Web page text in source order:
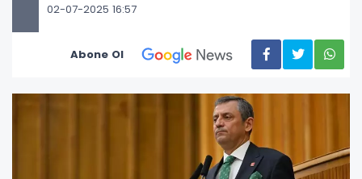
02-07-2025 16:57
Abone Ol